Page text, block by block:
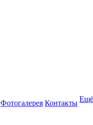
Фотогалерея Контакты Ещё